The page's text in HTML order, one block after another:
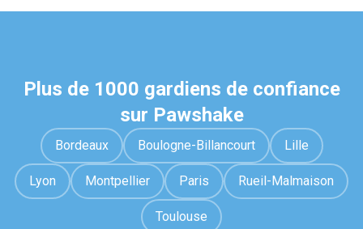
Plus de 1000 gardiens de confiance
sur Pawshake
Bordeaux Boulogne-Billancourt Lille
Lyon Montpellier Paris Rueil-Malmaison
Toulouse